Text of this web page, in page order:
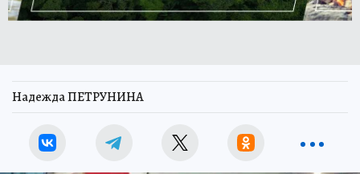
Надежда ПЕТРУНИНА